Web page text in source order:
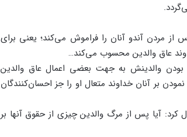
از مردن آندو آنان را فراموش مى‌‌کند؛ یعنى براى
عاق والدین محسوب مى‌‌کند…
والدینش به جهت بعضى اعمال عاق والدین
بر آنان خداوند متعال او را جز احسان‌‌کنندگان
کرد: آیا پس از مرگ والدین چیزى از حقوق آنها بر